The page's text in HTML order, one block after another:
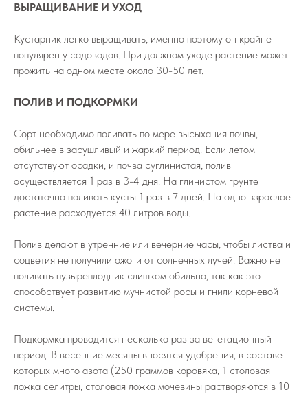
ВЫРАЩИВАНИЕ И УХОД
Кустарник легко выращивать, именно поэтому он крайне
популярен у садоводов. При должном уходе растение может
прожить на одном месте около 30-50 лет.
ПОЛИВ И ПОДКОРМКИ
Сорт необходимо поливать по мере высыхания почвы,
обильнее в засушливый и жаркий период. Если летом
отсутствуют осадки, и почва суглинистая, полив
осуществляется 1 раз в 3-4 дня. На глинистом грунте
достаточно поливать кусты 1 раз в 7 дней. На одно взрослое
растение расходуется 40 литров воды.
Полив делают в утренние или вечерние часы, чтобы листва и
соцветия не получили ожоги от солнечных лучей. Важно не
поливать пузыреплодник слишком обильно, так как это
способствует развитию мучнистой росы и гнили корневой
системы.
Подкормка проводится несколько раз за вегетационный
период. В весенние месяцы вносятся удобрения, в составе
которых много азота (250 граммов коровяка, 1 столовая
ложка селитры, столовая ложка мочевины растворяются в 10